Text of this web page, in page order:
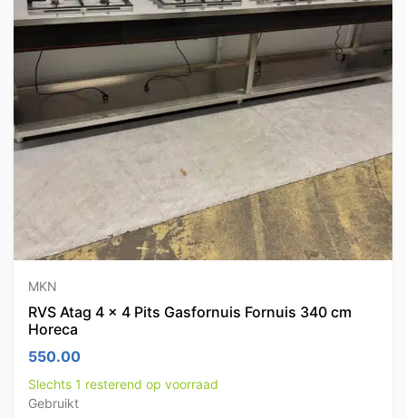
MKN
RVS Atag 4 x 4 Pits Gasfornuis Fornuis 340 cm
Horeca
550.00
Slechts 1 resterend op voorraad
Gebruikt